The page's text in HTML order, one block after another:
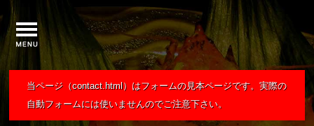
当ページ（contact.html）はフォームの見本ページです。実際の
自動フォームには使いませんのでご注意下さい。